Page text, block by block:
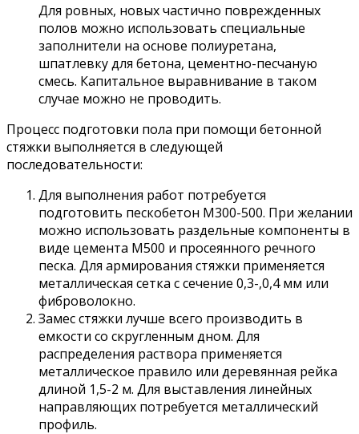
Для ровных, новых частично поврежденных
полов можно использовать специальные
заполнители на основе полиуретана,
шпатлевку для бетона, цементно-песчаную
смесь. Капитальное выравнивание в таком
случае можно не проводить.
Процесс подготовки пола при помощи бетонной
стяжки выполняется в следующей
последовательности:
Для выполнения работ потребуется
подготовить пескобетон М300-500. При желании
можно использовать раздельные компоненты в
виде цемента М500 и просеянного речного
песка. Для армирования стяжки применяется
металлическая сетка с сечение 0,3-,0,4 мм или
фиброволокно.
Замес стяжки лучше всего производить в
емкости со скругленным дном. Для
распределения раствора применяется
металлическое правило или деревянная рейка
длиной 1,5-2 м. Для выставления линейных
направляющих потребуется металлический
профиль.